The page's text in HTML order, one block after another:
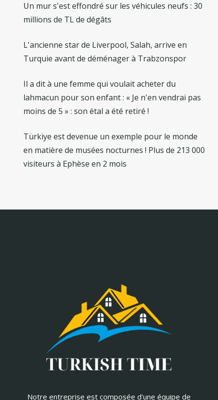
Un mur s'est effondré sur les véhicules neufs : 30
millions de TL de dégâts
L'ancienne star de Liverpool, Salah, arrive en
Turquie avant de déménager à Trabzonspor
Il a dit à une femme qui voulait acheter du
lahmacun pour son enfant : « Je n'en vendrai pas
moins de 5 » : son étal a été retiré !
Türkiye est devenue un exemple pour le monde
en matière de musées nocturnes ! Plus de 213 000
visiteurs à Ephèse en 2 mois
Notre entreprise est composée d'une équipe de